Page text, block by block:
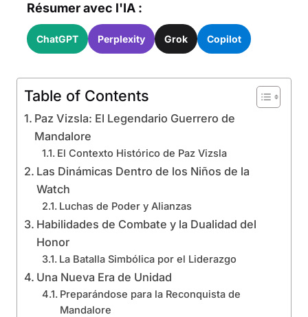
Résumer avec l'IA :
ChatGPT Perplexity Grok Copilot
Table of Contents
Paz Vizsla: El Legendario Guerrero de
Mandalore
El Contexto Histórico de Paz Vizsla
Las Dinámicas Dentro de los Niños de la
Watch
Luchas de Poder y Alianzas
Habilidades de Combate y la Dualidad del
Honor
La Batalla Simbólica por el Liderazgo
Una Nueva Era de Unidad
Preparándose para la Reconquista de
Mandalore